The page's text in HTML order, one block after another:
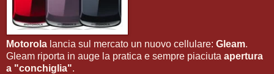
Motorola lancia sul mercato un nuovo cellulare: Gleam.
Gleam riporta in auge la pratica e sempre piaciuta apertura
a "conchiglia".